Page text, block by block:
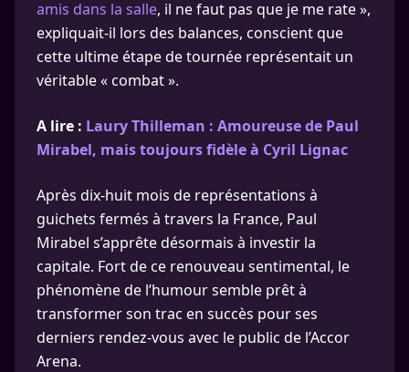
amis dans la salle, il ne faut pas que je me rate »,
expliquait-il lors des balances, conscient que
cette ultime étape de tournée représentait un
véritable « combat ».
A lire : Laury Thilleman : Amoureuse de Paul
Mirabel, mais toujours fidèle à Cyril Lignac
Après dix-huit mois de représentations à
guichets fermés à travers la France, Paul
Mirabel s’apprête désormais à investir la
capitale. Fort de ce renouveau sentimental, le
phénomène de l’humour semble prêt à
transformer son trac en succès pour ses
derniers rendez-vous avec le public de l’Accor
Arena.